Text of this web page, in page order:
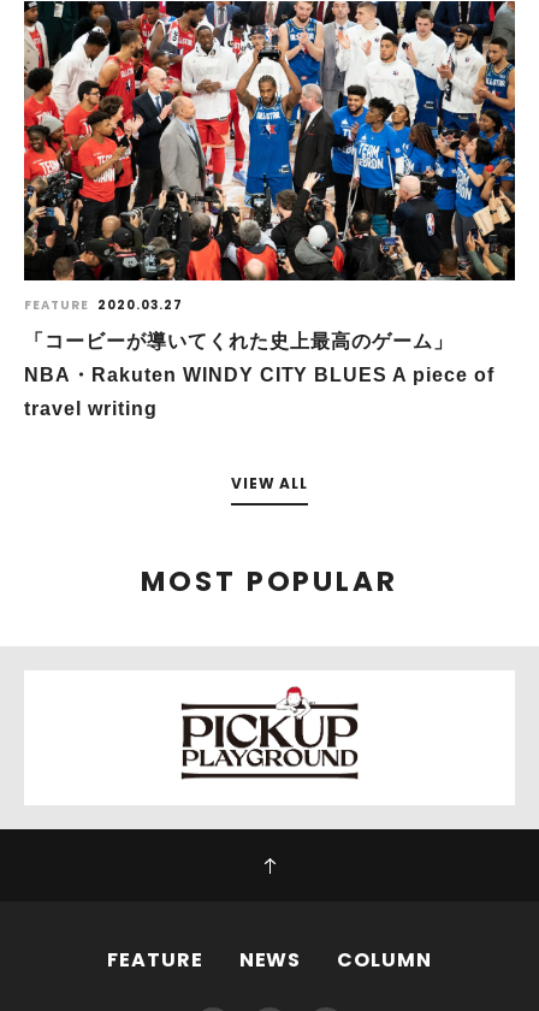
FEATURE 2020.03.27
「コービーが導いてくれた史上最高のゲーム」
NBA・Rakuten WINDY CITY BLUES A piece of
travel writing
VIEW ALL
MOST POPULAR
FEATURE NEWS COLUMN